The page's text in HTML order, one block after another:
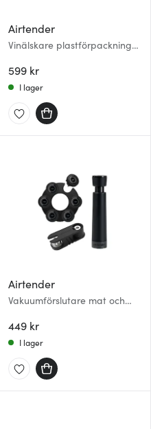
Airtender
Vinälskare plastförpackning
599 kr
I lager
Airtender
Vakuumförslutare mat och
449 kr
I lager